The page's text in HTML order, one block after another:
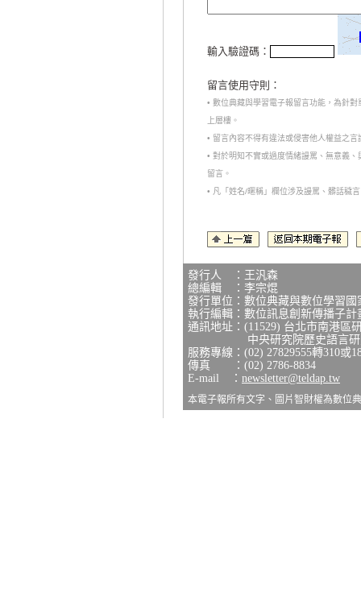
輸入驗證碼：
留言使用守則：
• 數位典藏與學習電子報留言功能，為針
上層樓。
• 留言內容不得有違法或侵害他人權益之
• 對於明知不實或過度情緒謾罵、無意義
留言。
• 凡「姓名/暱稱」欄位涉及謾罵、髒話穢
發行人 ：王汎森
總編輯 ：李宗焜
發行單位：數位典藏與數位學習
執行編輯：數位訊息創新傳播子計
通訊地址：(11529) 台北市南港區
中央研究院歷史語言研究
服務專線：(02) 27829555轉310或
傳真 ：(02) 2786-8834
E-mail ： newsletter@teldap.tw
本電子報所有文字、圖片智財權為數位